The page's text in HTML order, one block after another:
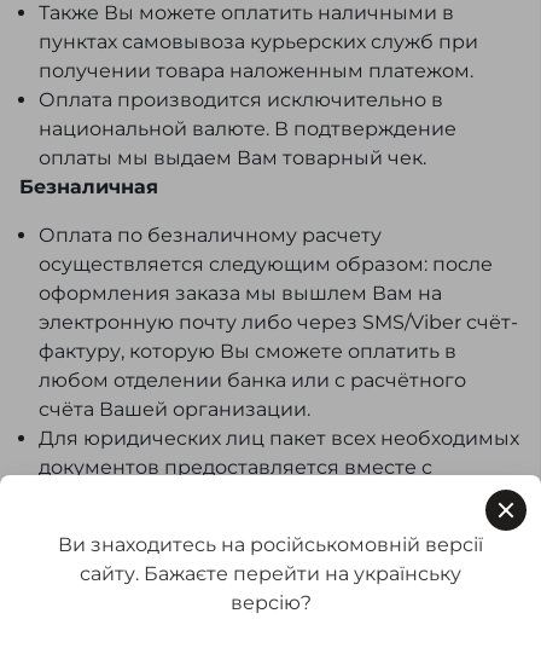
Также Вы можете оплатить наличными в
пунктах самовывоза курьерских служб при
получении товара наложенным платежом.
Оплата производится исключительно в
национальной валюте. В подтверждение
оплаты мы выдаем Вам товарный чек.
Безналичная
Оплата по безналичному расчету
осуществляется следующим образом: после
оформления заказа мы вышлем Вам на
электронную почту либо через SMS/Viber счёт-
фактуру, которую Вы сможете оплатить в
любом отделении банка или с расчётного
счёта Вашей организации.
Для юридических лиц пакет всех необходимых
документов предоставляется вместе с
Для клиентов Seria-A доступна покупка
товаров в рассрочку и оплата по частям через
Ви знаходитесь на російськомовній версії
сайту. Бажаєте перейти на українську
версію?